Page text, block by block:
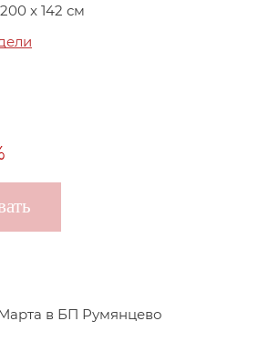
200 x 142 см
в БП Румянцево